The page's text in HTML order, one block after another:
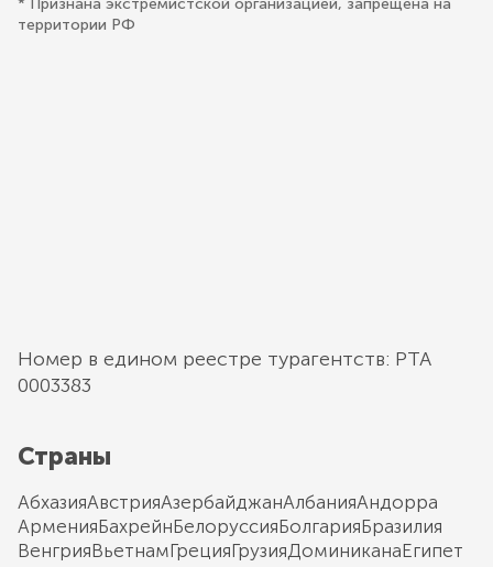
территории РФ
Номер в едином реестре турагентств: РТА
0003383
Страны
АбхазияАвстрияАзербайджанАлбанияАндорра
АрменияБахрейнБелоруссияБолгарияБразилия
ВенгрияВьетнамГрецияГрузияДоминиканаЕгипет